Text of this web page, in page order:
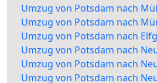
Umzug von Potsdam nach
Umzug von Potsdam nach
Umzug von Potsdam nach
Umzug von Potsdam nach
Umzug von Potsdam nach
Umzug von Potsdam nach